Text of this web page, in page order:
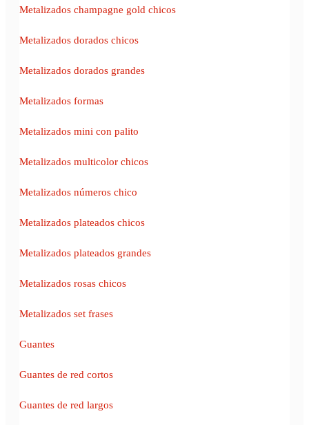
Metalizados champagne gold chicos
Metalizados dorados chicos
Metalizados dorados grandes
Metalizados formas
Metalizados mini con palito
Metalizados multicolor chicos
Metalizados números chico
Metalizados plateados chicos
Metalizados plateados grandes
Metalizados rosas chicos
Metalizados set frases
Guantes
Guantes de red cortos
Guantes de red largos